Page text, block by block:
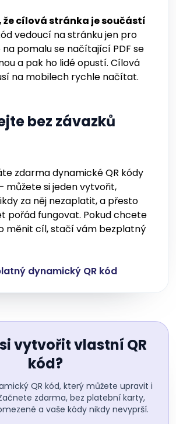
cílová stránka je součástí
vedoucí na stránku jen pro
pomalu se načítající PDF se
a pak ho lidé opustí. Cílová
na mobilech rychle načítat.
bez závazků
zdarma dynamické QR kódy
můžete si jeden vytvořit,
za něj nezaplatit, a přesto
pořád fungovat. Pokud chcete
měnit cíl, stačí vám bezplatný
dynamický QR kód
vytvořit vlastní QR
kód?
QR kód, který můžete upravit i
zdarma, bez platební karty,
a vaše kódy nikdy nevyprší.